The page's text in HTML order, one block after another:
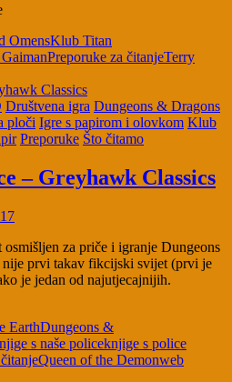
OmensKlub Titan
Preporuke za čitanjeTerry
Društvena igra Dungeons & Dragons
ploči Igre s papirom i olovkom Klub
Preporuke Što čitamo
– Greyhawk Classics
za priče i igranje Dungeons
nije prvi takav fikcijski svijet (prvi je
je jedan od najutjecajnijih.
EarthDungeons &
s naše policeknjige s police
Queen of the Demonweb